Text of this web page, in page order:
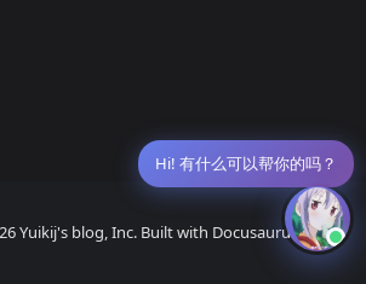
Yuikij's blog, Inc. Built with Docusaurus.
Hi! 有什么可以帮你的吗？